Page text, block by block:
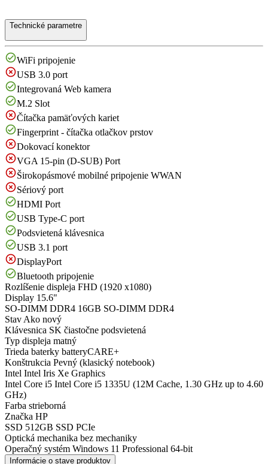
Technické parametre
WiFi pripojenie
USB 3.0 port
Integrovaná Web kamera
M.2 Slot
Čítačka pamäťových kariet
Fingerprint - čítačka otlačkov prstov
Dokovací konektor
VGA 15-pin (D-SUB) Port
Širokopásmové mobilné pripojenie WWAN
Sériový port
HDMI Port
USB Type-C port
Podsvietená klávesnica
USB 3.1 port
DisplayPort
Bluetooth pripojenie
Rozlíšenie displeja FHD (1920 x1080)
Display 15.6"
SO-DIMM DDR4 16GB SO-DIMM DDR4
Stav Ako nový
Klávesnica SK čiastočne podsvietená
Typ displeja matný
Trieda baterky batteryCARE+
Konštrukcia Pevný (klasický notebook)
Intel Intel Iris Xe Graphics
Intel Core i5 Intel Core i5 1335U (12M Cache, 1.30 GHz up to 4.60
GHz)
Farba strieborná
Značka HP
SSD 512GB SSD PCIe
Optická mechanika bez mechaniky
Operačný systém Windows 11 Professional 64-bit
Informácie o stave produktov